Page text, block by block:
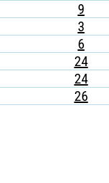
9
3
6
24
24
26